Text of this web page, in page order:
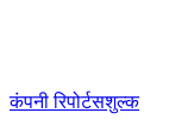
कंपनी रिपोर्टसशुल्क